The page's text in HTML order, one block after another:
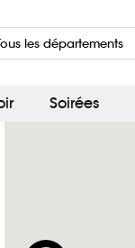
les départements
Soirées